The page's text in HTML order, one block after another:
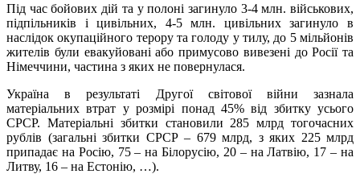
Під час бойових дій та у полоні загинуло 3-4 млн. військових,
підпільників і цивільних, 4-5 млн. цивільних загинуло в
наслідок окупаційного терору та голоду у тилу, до 5 мільйонів
жителів були евакуйовані або примусово вивезені до Росії та
Німеччини, частина з яких не повернулася.
Україна в результаті Другої світової війни зазнала
матеріальних втрат у розмірі понад 45% від збитку усього
СРСР. Матеріальні збитки становили 285 млрд тогочасних
рублів (загальні збитки СРСР – 679 млрд, з яких 225 млрд
припадає на Росію, 75 – на Білорусію, 20 – на Латвію, 17 – на
Литву, 16 – на Естонію, …).